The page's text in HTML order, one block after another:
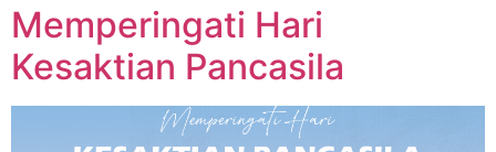
Memperingati Hari
Kesaktian Pancasila